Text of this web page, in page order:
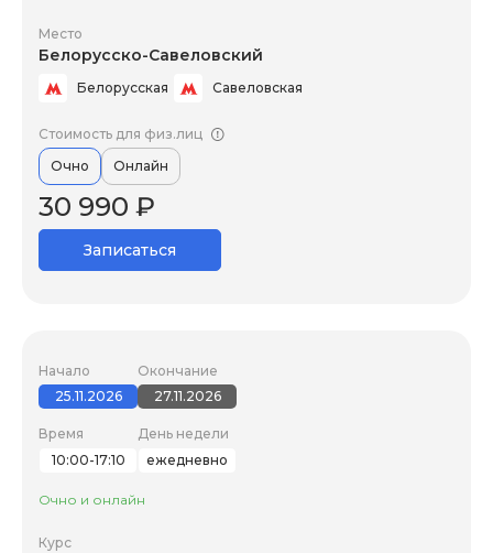
Место
Белорусско-Савеловский
Белорусская Савеловская
Стоимость для физ.лиц
Очно
Онлайн
30 990 ₽
Записаться
Начало
25.11.2026
Окончание
27.11.2026
Время
10:00-17:10
День недели
ежедневно
Очно и онлайн
Курс